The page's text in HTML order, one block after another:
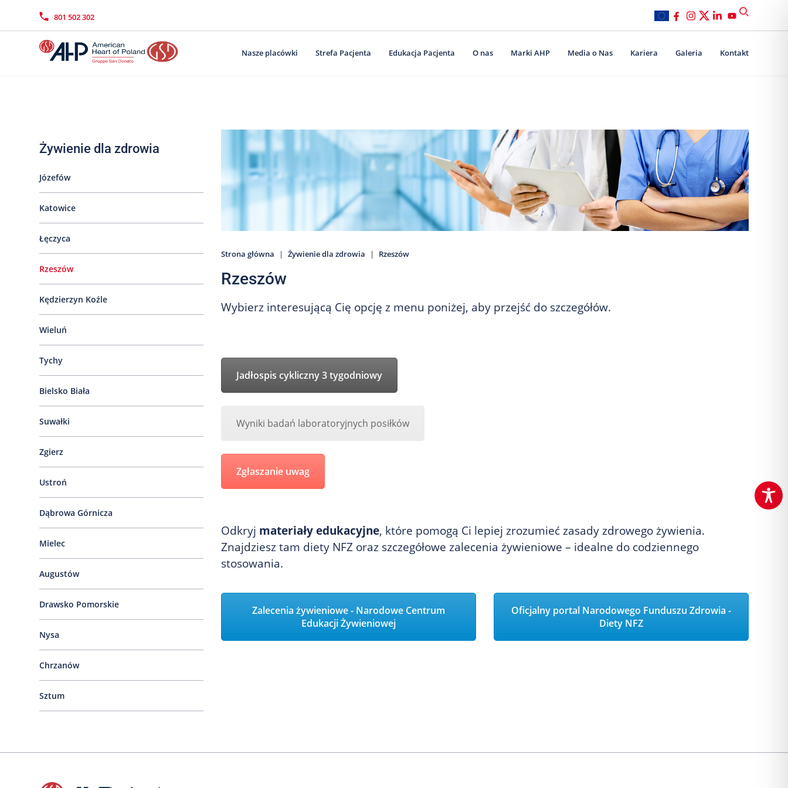
801 502 302
Nasze placówki Strefa Pacjenta Edukacja Pacjenta O nas Marki AHP Media o Nas Kariera Galeria Kontakt
Żywienie dla zdrowia
Chrzanów
Nysa
Drawsko Pomorskie
Sztum
Mielec
Suwałki
Augustów
Dąbrowa Górnicza
Zgierz
Ustroń
Józefów
Katowice
Łęczyca
Rzeszów
Kędzierzyn Koźle
Wieluń
Tychy
Bielsko Biała
Strona główna Żywienie dla zdrowia Rzeszów
Rzeszów
Wybierz interesującą Cię opcję z menu poniżej, aby przejść do szczegółów.
Jadłospis cykliczny 3 tygodniowy
Wyniki badań laboratoryjnych posiłków
Zgłaszanie uwag
Odkryj materiały edukacyjne, które pomogą Ci lepiej zrozumieć zasady zdrowego żywienia.
Znajdziesz tam diety NFZ oraz szczegółowe zalecenia żywieniowe – idealne do codziennego
stosowania.
Zalecenia żywieniowe - Narodowe Centrum
Edukacji Żywieniowej
Oficjalny portal Narodowego Funduszu Zdrowia -
Diety NFZ